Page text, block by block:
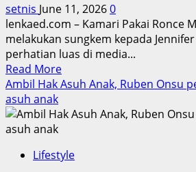
setnis June 11, 20260
lenkaed.com – Kamari Pakai Ronce
melakukan sungkem kepada
perhatian luas di media...
Read MoreRead
more
Kamari
Melati
Ambil Hak Asuh Anak, Ruben Onsu
asuh anak
Lifestyle